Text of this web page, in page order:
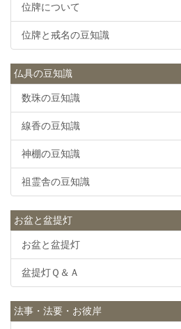
位牌について
位牌と戒名の豆知識
仏具の豆知識
数珠の豆知識
線香の豆知識
神棚の豆知識
祖霊舎の豆知識
お盆と盆提灯
お盆と盆提灯
盆提灯Ｑ＆Ａ
法事・法要・お彼岸